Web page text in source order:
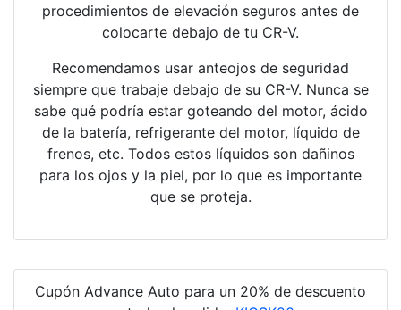
procedimientos de elevación seguros antes de
colocarte debajo de tu CR-V.
Recomendamos usar anteojos de seguridad
siempre que trabaje debajo de su CR-V. Nunca se
sabe qué podría estar goteando del motor, ácido
de la batería, refrigerante del motor, líquido de
frenos, etc. Todos estos líquidos son dañinos
para los ojos y la piel, por lo que es importante
que se proteja.
Cupón Advance Auto para un 20% de descuento